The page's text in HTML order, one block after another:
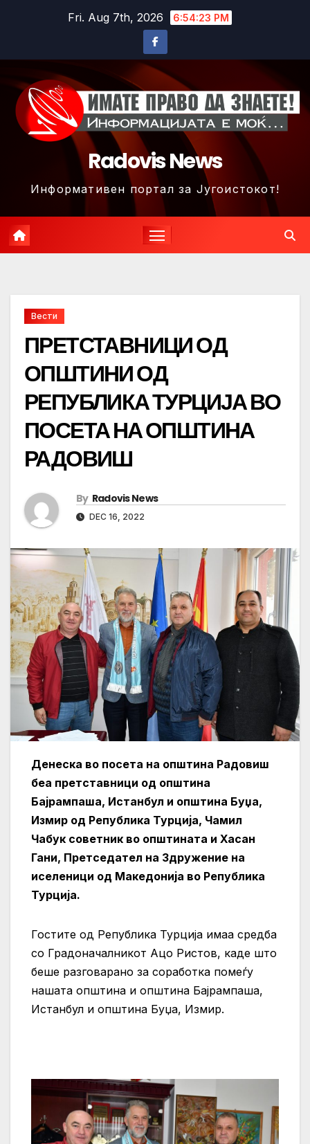
Fri. Aug 7th, 2026 6:54:26 PM
Radovis News
Информативен портал за Југоистокот!
Вести
ПРЕТСТАВНИЦИ ОД
ОПШТИНИ ОД
РЕПУБЛИКА ТУРЦИЈА ВО
ПОСЕТА НА ОПШТИНА
РАДОВИШ
By Radovis News
DEC 16, 2022
Денеска во посета на општина Радовиш
беа претставници од општина
Бајрампаша, Истанбул и општина Буџа,
Измир од Република Турција, Чамил
Чабук советник во општината и Хасан
Гани, Претседател на Здружение на
иселеници од Македонија во Република
Турција.
Гостите од Република Турција имаа средба
со Градоначалникот Ацо Ристов, каде што
беше разговарано за соработка помеѓу
нашата општина и општина Бајрампаша,
Истанбул и општина Буџа, Измир.